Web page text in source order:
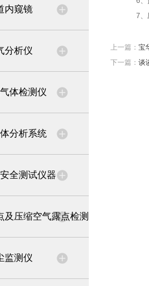
内窥镜
分析仪
体检测仪
分析系统
全测试仪器
及压缩空气露点检测
监测仪
7、压
上一篇： 宝
下一篇： 谈